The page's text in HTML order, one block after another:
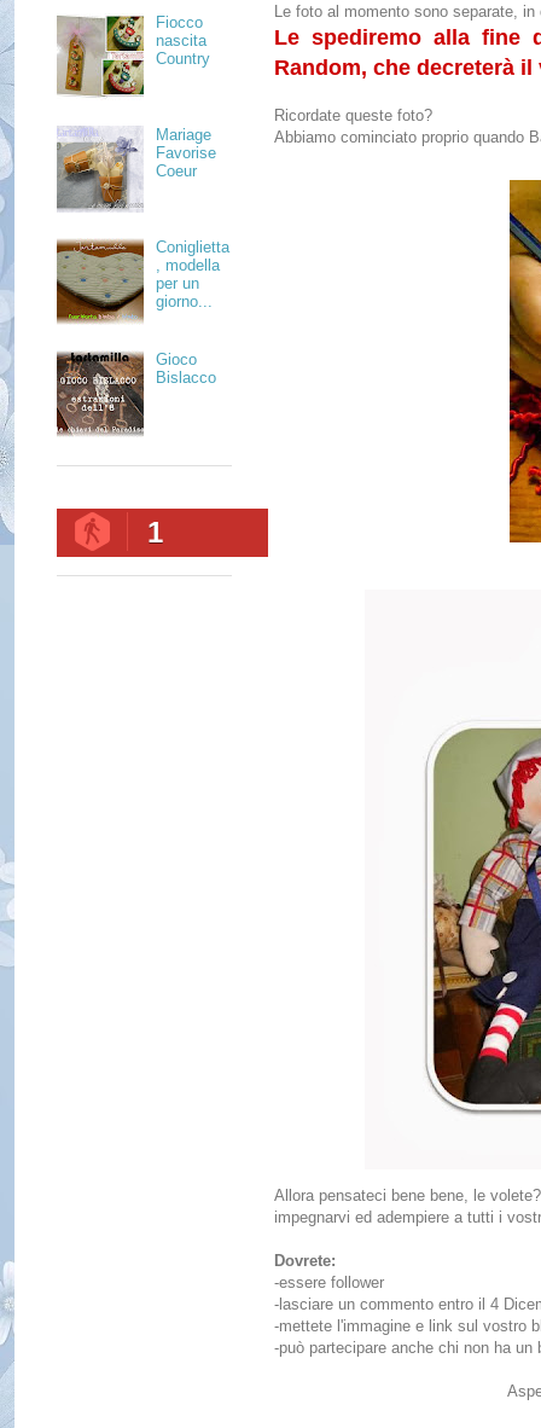
Le foto al momento sono separate,
Le spediremo alla fine
Random, che decreterà
Ricordate queste foto?
Abbiamo cominciato proprio quando
Allora pensateci bene bene, le
impegnarvi ed adempiere a tutti i
Dovrete:
-essere follower
-lasciare un commento entro il 4
-mettete l'immagine e link sul vostro
-può partecipare anche chi non ha un
Fiocco
nascita
Country
Mariage
Favorise
Coeur
Coniglietta
, modella
per un
giorno...
Gioco
Bislacco
1